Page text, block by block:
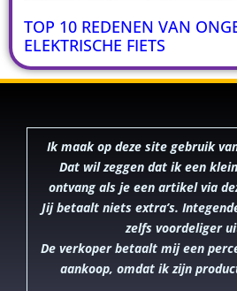
TOP 10 REDENEN VAN
ELEKTRISCHE FIETS
Ik maak op deze site gebruik
Dat wil zeggen dat ik een
ontvang als je een artikel via
Jij betaalt niets extra’s.
zelfs voordeliger
De verkoper betaalt mij een
aankoop, omdat ik zijn